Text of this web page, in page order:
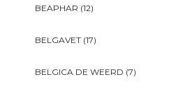
BEAPHAR (12)
BELGAVET (17)
BELGICA DE WEERD (7)